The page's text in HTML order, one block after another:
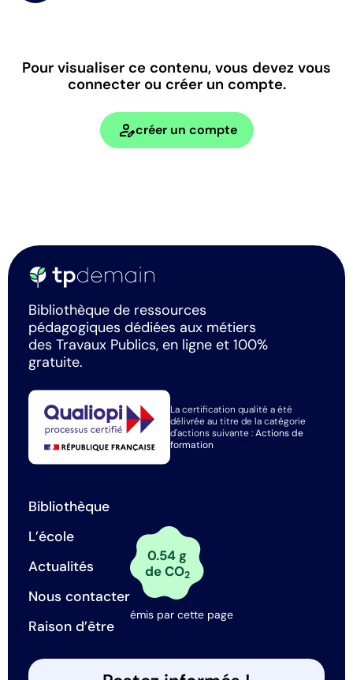
Pour visualiser ce contenu, vous devez vous
connecter ou créer un compte.
person_editcréer un compte
Bibliothèque de ressources
pédagogiques dédiées aux métiers
des Travaux Publics, en ligne et 100%
gratuite.
La certification qualité a été
délivrée au titre de la catégorie
d'actions suivante :Actions de
formation
Bibliothèque
L’école
Actualités
Nous contacter
Raison d’être
0.54 g
de CO2
émis par cette page